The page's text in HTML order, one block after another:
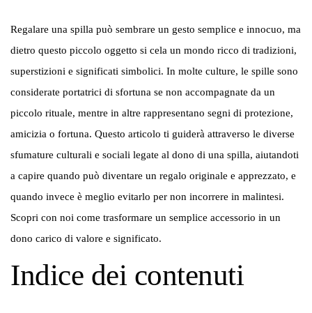
Regalare una spilla può sembrare un gesto semplice e innocuo, ma
dietro questo piccolo oggetto si cela un mondo ricco di tradizioni,
superstizioni e significati simbolici. In molte culture, le spille sono
considerate portatrici di sfortuna se non accompagnate da un
piccolo rituale, mentre in altre rappresentano segni di protezione,
amicizia o fortuna. Questo articolo ti guiderà attraverso le diverse
sfumature culturali e sociali legate al dono di una spilla, aiutandoti
a capire quando può diventare un regalo originale e apprezzato, e
quando invece è meglio evitarlo per non incorrere in malintesi.
Scopri con noi come trasformare un semplice accessorio in un
dono carico di valore e significato.
Indice dei contenuti